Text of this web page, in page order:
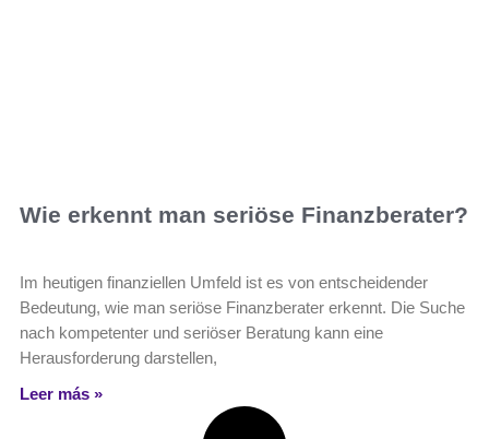
Wie erkennt man seriöse Finanzberater?
Im heutigen finanziellen Umfeld ist es von entscheidender
Bedeutung, wie man seriöse Finanzberater erkennt. Die Suche
nach kompetenter und seriöser Beratung kann eine
Herausforderung darstellen,
Leer más »